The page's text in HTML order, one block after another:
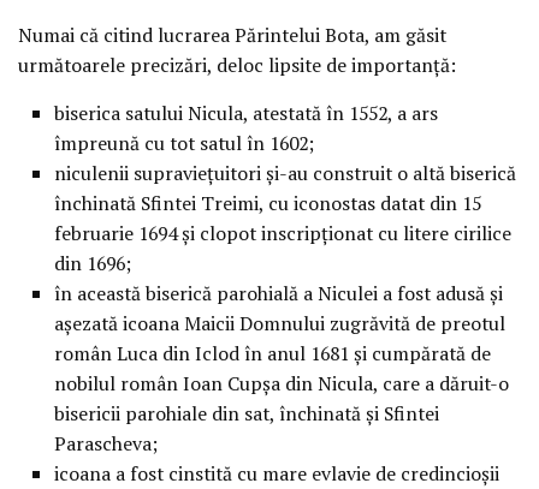
Numai că citind lucrarea Părintelui Bota, am găsit
următoarele precizări, deloc lipsite de importanţă:
biserica satului Nicula, atestată în 1552, a ars
împreună cu tot satul în 1602;
niculenii supravieţuitori şi-au construit o altă biserică
închinată Sfintei Treimi, cu iconostas datat din 15
februarie 1694 şi clopot inscripţionat cu litere cirilice
din 1696;
în această biserică parohială a Niculei a fost adusă şi
aşezată icoana Maicii Domnului zugrăvită de preotul
român Luca din Iclod în anul 1681 şi cumpărată de
nobilul român Ioan Cupşa din Nicula, care a dăruit-o
bisericii parohiale din sat, închinată şi Sfintei
Parascheva;
icoana a fost cinstită cu mare evlavie de credincioşii